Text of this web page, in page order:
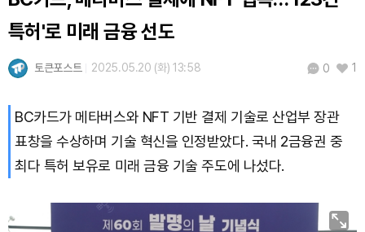
특허'로 미래 금융 선도
토큰포스트 2025.05.20 (화) 13:58 0 1
BC카드가 메타버스와 NFT 기반 결제 기술로 산업부 장관
표창을 수상하며 기술 혁신을 인정받았다. 국내 2금융권 중
최다 특허 보유로 미래 금융 기술 주도에 나섰다.